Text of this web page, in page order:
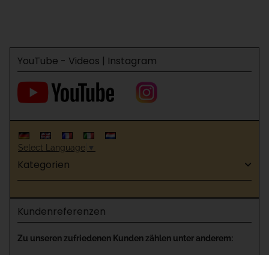
YouTube - Videos | Instagram
Select Language ▼
Kategorien
Kundenreferenzen
Zu unseren zufriedenen Kunden zählen unter anderem: